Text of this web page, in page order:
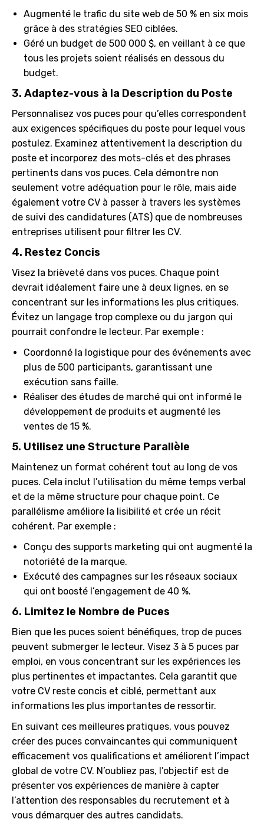
Augmenté le trafic du site web de 50 % en six mois
grâce à des stratégies SEO ciblées.
Géré un budget de 500 000 $, en veillant à ce que
tous les projets soient réalisés en dessous du
budget.
3. Adaptez-vous à la Description du Poste
Personnalisez vos puces pour qu’elles correspondent
aux exigences spécifiques du poste pour lequel vous
postulez. Examinez attentivement la description du
poste et incorporez des mots-clés et des phrases
pertinents dans vos puces. Cela démontre non
seulement votre adéquation pour le rôle, mais aide
également votre CV à passer à travers les systèmes
de suivi des candidatures (ATS) que de nombreuses
entreprises utilisent pour filtrer les CV.
4. Restez Concis
Visez la brièveté dans vos puces. Chaque point
devrait idéalement faire une à deux lignes, en se
concentrant sur les informations les plus critiques.
Évitez un langage trop complexe ou du jargon qui
pourrait confondre le lecteur. Par exemple :
Coordonné la logistique pour des événements avec
plus de 500 participants, garantissant une
exécution sans faille.
Réaliser des études de marché qui ont informé le
développement de produits et augmenté les
ventes de 15 %.
5. Utilisez une Structure Parallèle
Maintenez un format cohérent tout au long de vos
puces. Cela inclut l’utilisation du même temps verbal
et de la même structure pour chaque point. Ce
parallélisme améliore la lisibilité et crée un récit
cohérent. Par exemple :
Conçu des supports marketing qui ont augmenté la
notoriété de la marque.
Exécuté des campagnes sur les réseaux sociaux
qui ont boosté l’engagement de 40 %.
6. Limitez le Nombre de Puces
Bien que les puces soient bénéfiques, trop de puces
peuvent submerger le lecteur. Visez 3 à 5 puces par
emploi, en vous concentrant sur les expériences les
plus pertinentes et impactantes. Cela garantit que
votre CV reste concis et ciblé, permettant aux
informations les plus importantes de ressortir.
En suivant ces meilleures pratiques, vous pouvez
créer des puces convaincantes qui communiquent
efficacement vos qualifications et améliorent l’impact
global de votre CV. N’oubliez pas, l’objectif est de
présenter vos expériences de manière à capter
l’attention des responsables du recrutement et à
vous démarquer des autres candidats.